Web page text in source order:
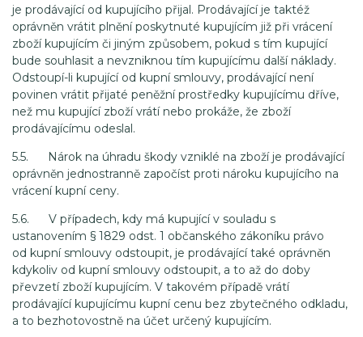
je prodávající od kupujícího přijal. Prodávající je taktéž
oprávněn vrátit plnění poskytnuté kupujícím již při vrácení
zboží kupujícím či jiným způsobem, pokud s tím kupující
bude souhlasit a nevzniknou tím kupujícímu další náklady.
Odstoupí-li kupující od kupní smlouvy, prodávající není
povinen vrátit přijaté peněžní prostředky kupujícímu dříve,
než mu kupující zboží vrátí nebo prokáže, že zboží
prodávajícímu odeslal.
5.5. Nárok na úhradu škody vzniklé na zboží je prodávající
oprávněn jednostranně započíst proti nároku kupujícího na
vrácení kupní ceny.
5.6. V případech, kdy má kupující v souladu s
ustanovením § 1829 odst. 1 občanského zákoníku právo
od kupní smlouvy odstoupit, je prodávající také oprávněn
kdykoliv od kupní smlouvy odstoupit, a to až do doby
převzetí zboží kupujícím. V takovém případě vrátí
prodávající kupujícímu kupní cenu bez zbytečného odkladu,
a to bezhotovostně na účet určený kupujícím.